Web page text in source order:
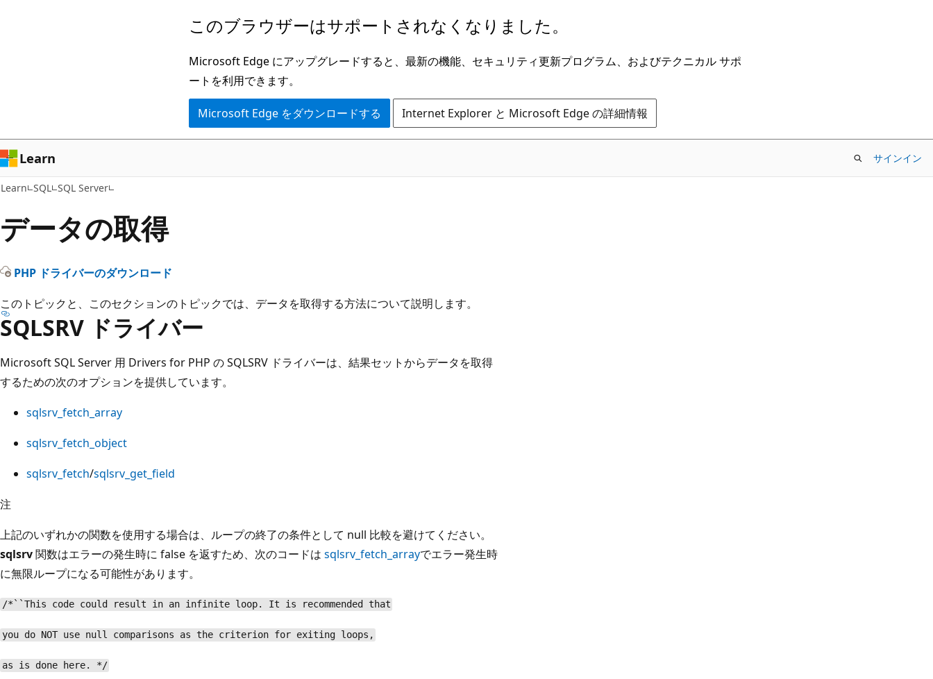
ン
ツ
に
ス
ッ
このブラウザーはサポートされなくなりました。
Microsoft Edge にアップグレードすると、最新の機能、セキュリティ更新プログラム、およびテクニカル サポ
ートを利用できます。
Microsoft Edge をダウンロードする Internet Explorer と Microsoft Edge の詳細情報
Learn サインイン
Learn SQL SQL Server
データの取得
PHP ドライバーのダウンロード
このトピックと、このセクションのトピックでは、データを取得する方法について説明します。
SQLSRV ドライバー
Microsoft SQL Server 用 Drivers for PHP の SQLSRV ドライバーは、結果セットからデータを取得
するための次のオプションを提供しています。
sqlsrv_fetch_array
sqlsrv_fetch_object
sqlsrv_fetch/sqlsrv_get_field
注
上記のいずれかの関数を使用する場合は、ループの終了の条件として null 比較を避けてください。
sqlsrv関数はエラーの発生時に false を返すため、次のコードは sqlsrv_fetch_arrayでエラー発生時
に無限ループになる可能性があります。
/*``This code could result in an infinite loop. It is recommended that
you do NOT use null comparisons as the criterion for exiting loops,
as is done here. */